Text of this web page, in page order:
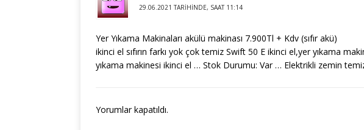
29.06.2021 TARIHINDE, SAAT 11:14
Yer Yıkama Makinaları akülü makinası 7.900Tl + Kdv (sıfır akü)
ikinci el sıfırın farkı yok çok temiz Swift 50 E ikinci el,yer yıkama
yıkama makinesi ikinci el … Stok Durumu: Var … Elektrikli zemin
Yorumlar kapatıldı.